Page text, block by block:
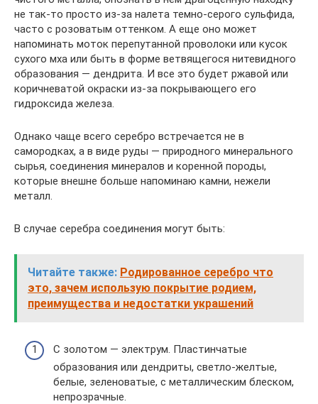
не так-то просто из-за налета темно-серого сульфида,
часто с розоватым оттенком. А еще оно может
напоминать моток перепутанной проволоки или кусок
сухого мха или быть в форме ветвящегося нитевидного
образования — дендрита. И все это будет ржавой или
коричневатой окраски из-за покрывающего его
гидроксида железа.
Однако чаще всего серебро встречается не в
самородках, а в виде руды — природного минерального
сырья, соединения минералов и коренной породы,
которые внешне больше напоминаю камни, нежели
металл.
В случае серебра соединения могут быть:
Читайте также: Родированное серебро что
это, зачем использую покрытие родием,
преимущества и недостатки украшений
С золотом — электрум. Пластинчатые
образования или дендриты, светло-желтые,
белые, зеленоватые, с металлическим блеском,
непрозрачные.